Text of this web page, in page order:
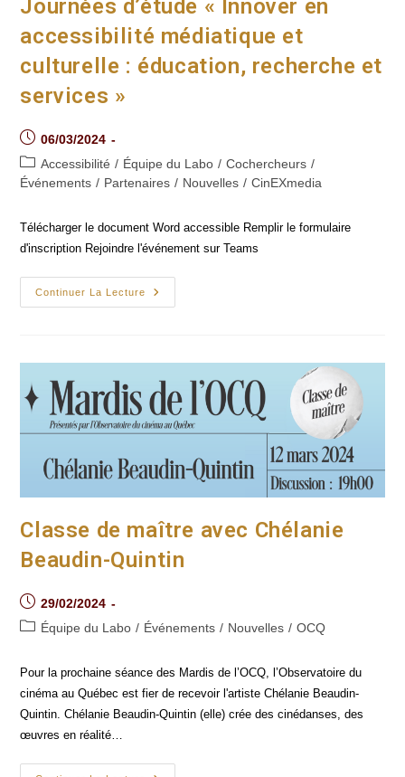
Journées d’étude « Innover en
accessibilité médiatique et
culturelle : éducation, recherche et
services »
Post
published:
06/03/2024
Post
category:
Accessibilité / Équipe du Labo / Cochercheurs /
Événements / Partenaires / Nouvelles / CinEXmedia
Télécharger le document Word accessible Remplir le formulaire
d'inscription Rejoindre l'événement sur Teams
Continuer La Lecture
Journées
D’étude
Culturelle :
Éducation,
Recherche
Et
Services »
Classe de maître avec Chélanie
Beaudin-Quintin
Post
published:
29/02/2024
PostÉquipe du Labo / Événements / Nouvelles / OCQ
Pour la prochaine séance des Mardis de l’OCQ, l’Observatoire du
cinéma au Québec est fier de recevoir l'artiste Chélanie Beaudin-
Quintin. Chélanie Beaudin-Quintin (elle) crée des cinédanses, des
œuvres en réalité…